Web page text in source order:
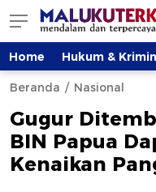
Home Hukum &
Beranda Nasional
Gugur
BIN Papua
Kenaikan